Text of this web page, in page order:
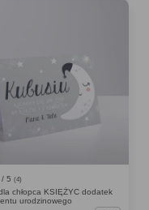
5 (4)
chłopca KSIĘŻYC dodatek
urodzinowego